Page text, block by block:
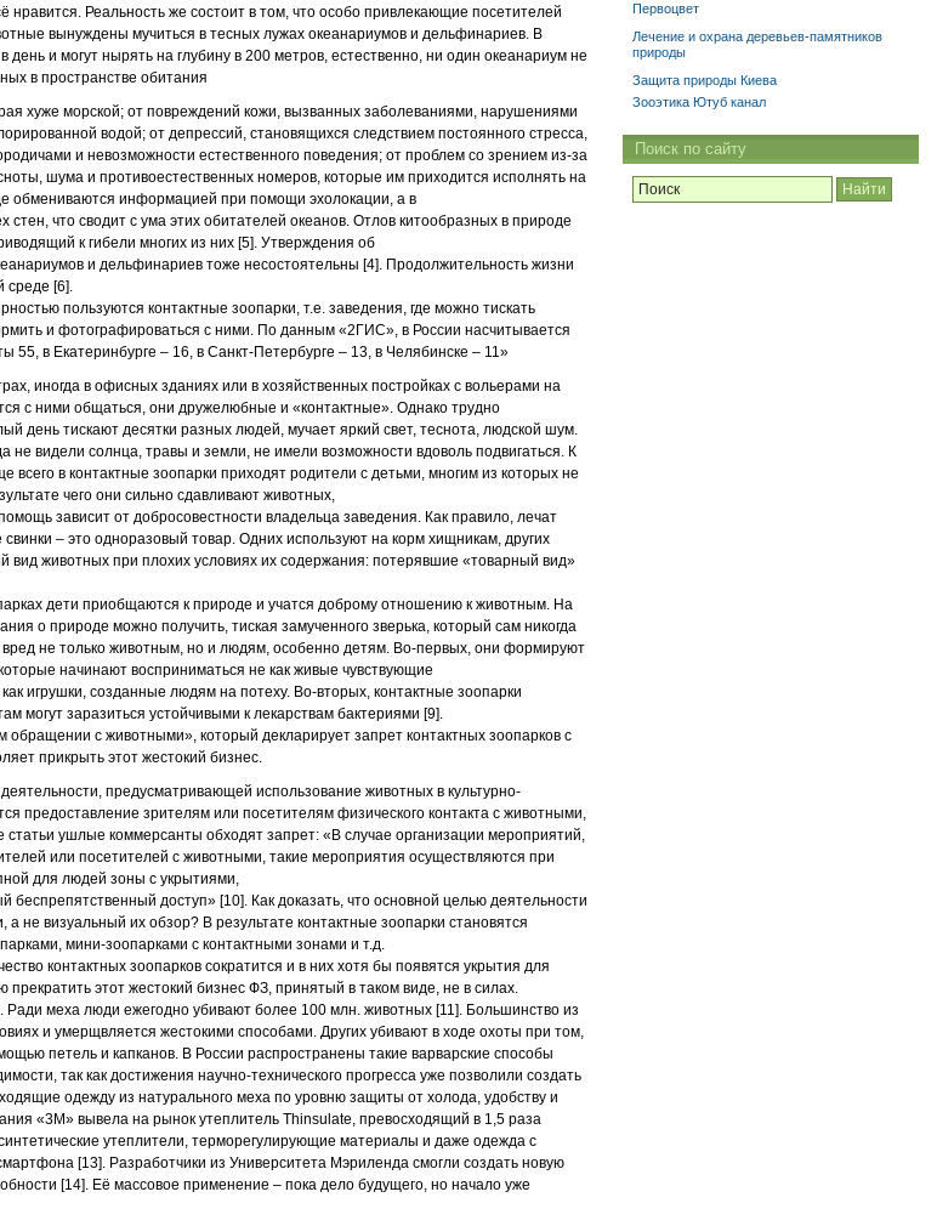
нравится. Реальность же состоит в том, что особо привлекающие посетителей
вынуждены мучиться в тесных лужах океанариумов и дельфинариев. В
и могут нырять на глубину в 200 метров, естественно, ни один океанариум не
в пространстве обитания
хуже морской; от повреждений кожи, вызванных заболеваниями, нарушениями
водой; от депрессий, становящихся следствием постоянного стресса,
и невозможности естественного поведения; от проблем со зрением из-за
шума и противоестественных номеров, которые им приходится исполнять на
обмениваются информацией при помощи эхолокации, а в
что сводит с ума этих обитателей океанов. Отлов китообразных в природе
к гибели многих из них [5]. Утверждения об
и дельфинариев тоже несостоятельны [4]. Продолжительность жизни
среде [6].
пользуются контактные зоопарки, т.е. заведения, где можно тискать
и фотографироваться с ними. По данным «2ГИС», в России насчитывается
55, в Екатеринбурге – 16, в Санкт-Петербурге – 13, в Челябинске – 11»
иногда в офисных зданиях или в хозяйственных постройках с вольерами на
с ними общаться, они дружелюбные и «контактные». Однако трудно
день тискают десятки разных людей, мучает яркий свет, теснота, людской шум.
не видели солнца, травы и земли, не имели возможности вдоволь подвигаться. К
в контактные зоопарки приходят родители с детьми, многим из которых не
чего они сильно сдавливают животных,
зависит от добросовестности владельца заведения. Как правило, лечат
– это одноразовый товар. Одних используют на корм хищникам, других
животных при плохих условиях их содержания: потерявшие «товарный вид»
дети приобщаются к природе и учатся доброму отношению к животным. На
о природе можно получить, тиская замученного зверька, который сам никогда
не только животным, но и людям, особенно детям. Во-первых, они формируют
начинают восприниматься не как живые чувствующие
игрушки, созданные людям на потеху. Во-вторых, контактные зоопарки
могут заразиться устойчивыми к лекарствам бактериями [9].
обращении с животными», который декларирует запрет контактных зоопарков с
прикрыть этот жестокий бизнес.
предусматривающей использование животных в культурно-
предоставление зрителям или посетителям физического контакта с животными,
статьи ушлые коммерсанты обходят запрет: «В случае организации мероприятий,
или посетителей с животными, такие мероприятия осуществляются при
для людей зоны с укрытиями,
доступ» [10]. Как доказать, что основной целью деятельности
не визуальный их обзор? В результате контактные зоопарки становятся
мини-зоопарками с контактными зонами и т.д.
контактных зоопарков сократится и в них хотя бы появятся укрытия для
этот жестокий бизнес ФЗ, принятый в таком виде, не в силах.
Ради меха люди ежегодно убивают более 100 млн. животных [11]. Большинство из
и умерщвляется жестокими способами. Других убивают в ходе охоты при том,
петель и капканов. В России распространены такие варварские способы
так как достижения научно-технического прогресса уже позволили создать
одежду из натурального меха по уровню защиты от холода, удобству и
«3М» вывела на рынок утеплитель Thinsulate, превосходящий в 1,5 раза
утеплители, терморегулирующие материалы и даже одежда с
[13]. Разработчики из Университета Мэриленда смогли создать новую
[14]. Её массовое применение – пока дело будущего, но начало уже
Первоцвет
Лечение и охрана деревьев-памятников
природы
Защита природы Киева
Зооэтика Ютуб канал
Поиск по сайту